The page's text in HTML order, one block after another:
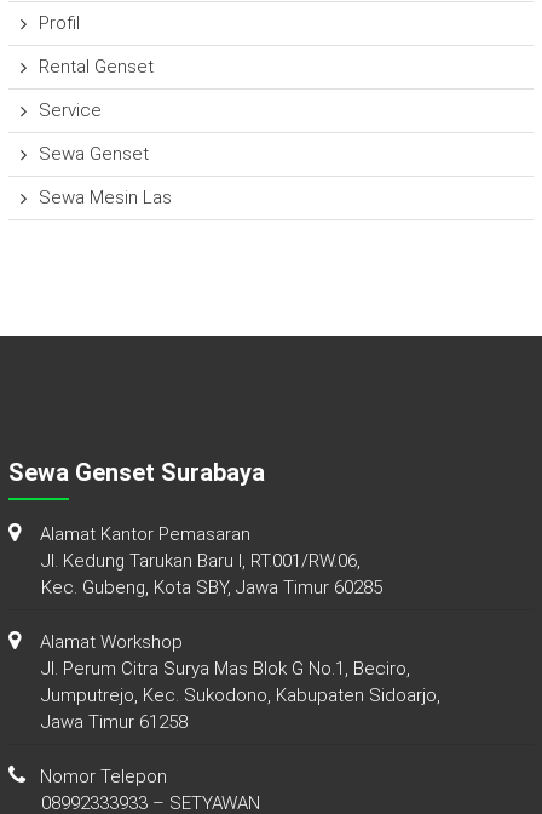
Profil
Rental Genset
Service
Sewa Genset
Sewa Mesin Las
Sewa Genset Surabaya
Alamat Kantor Pemasaran
Jl. Kedung Tarukan Baru I, RT.001/RW.06,
Kec. Gubeng, Kota SBY, Jawa Timur 60285
Alamat Workshop
Jl. Perum Citra Surya Mas Blok G No.1, Beciro,
Jumputrejo, Kec. Sukodono, Kabupaten Sidoarjo,
Jawa Timur 61258
Nomor Telepon
08992333933 – SETYAWAN